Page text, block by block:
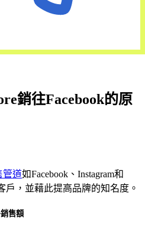
銷往Facebook的原
管道如Facebook、Instagram和
戶，並藉此提高品牌的知名度。
售額